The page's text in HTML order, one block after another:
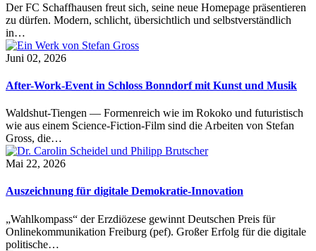
Der FC Schaffhausen freut sich, seine neue Homepage präsentieren
zu dürfen. Modern, schlicht, übersichtlich und selbstverständlich
in…
Juni 02, 2026
After-Work-Event in Schloss Bonndorf mit Kunst und Musik
Waldshut-Tiengen — Formenreich wie im Rokoko und futuristisch
wie aus einem Science-Fiction-Film sind die Arbeiten von Stefan
Gross, die…
Mai 22, 2026
Auszeichnung für digitale Demokratie-Innovation
„Wahlkompass“ der Erzdiözese gewinnt Deutschen Preis für
Onlinekommunikation Freiburg (pef). Großer Erfolg für die digitale
politische…